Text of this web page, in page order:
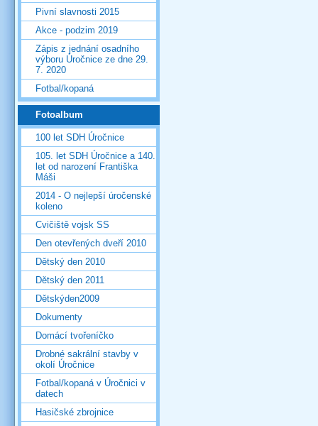
Pivní slavnosti 2015
Akce - podzim 2019
Zápis z jednání osadního
výboru Úročnice ze dne 29.
7. 2020
Fotbal/kopaná
Fotoalbum
100 let SDH Úročnice
105. let SDH Úročnice a 140.
let od narození Františka
Máši
2014 - O nejlepší úročenské
koleno
Cvičiště vojsk SS
Den otevřených dveří 2010
Dětský den 2010
Dětský den 2011
Dětskýden2009
Dokumenty
Domácí tvořeníčko
Drobné sakrální stavby v
okolí Úročnice
Fotbal/kopaná v Úročnici v
datech
Hasičské zbrojnice